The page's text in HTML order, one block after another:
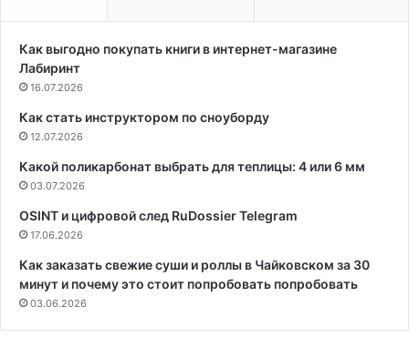
Как выгодно покупать книги в интернет-магазине
Лабиринт
16.07.2026
Как стать инструктором по сноуборду
12.07.2026
Какой поликарбонат выбрать для теплицы: 4 или 6 мм
03.07.2026
OSINT и цифровой след RuDossier Telegram
17.06.2026
Как заказать свежие суши и роллы в Чайковском за 30
минут и почему это стоит попробовать попробовать
03.06.2026